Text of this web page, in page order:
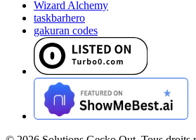
Wizard Alchemy
taskbarhero
gakuran codes